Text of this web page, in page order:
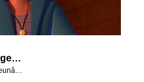
Oana învață să se roage împreună cu Daniel.